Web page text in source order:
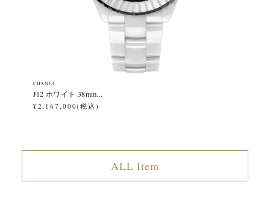
CHANEL
J12 ホワイト 38mm...
¥2,167,000(税込)
ALL Item